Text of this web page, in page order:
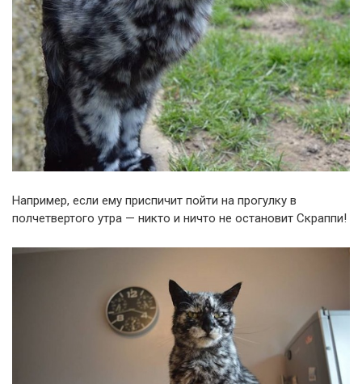
Например, если ему приспичит пойти на прогулку в
полчетвертого утра — никто и ничто не остановит Скраппи!